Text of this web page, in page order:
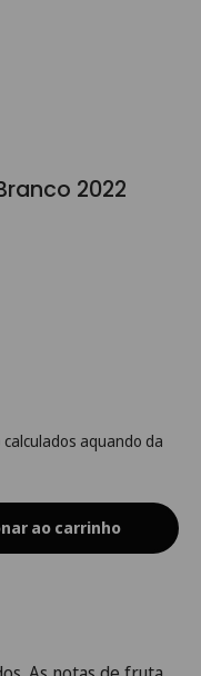
2022
calculados aquando da
ao carrinho